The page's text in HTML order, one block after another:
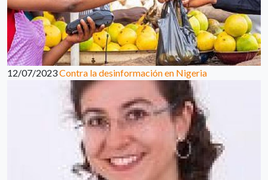
12/07/2023Contra la desinformación en Nigeria